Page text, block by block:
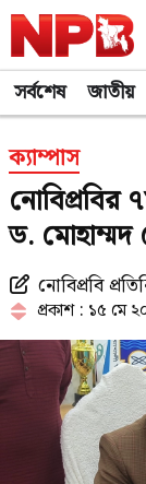
সর্বশেষ জাতীয়
ক্যাম্পাস
নোবিপ্রবির
ড. মোহাম্মদ
নোবিপ্রবি
প্রকাশ : ১৫ মে